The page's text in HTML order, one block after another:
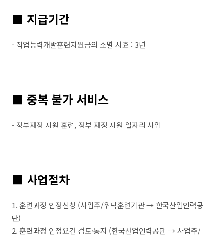
■ 지급기간
- 직업능력개발훈련지원금의 소멸 시효 : 3년
■ 중복 불가 서비스
- 정부재정 지원 훈련, 정부 재정 지원 일자리 사업
■ 사업절차
1. 훈련과정 인정신청 (사업주/위탁훈련기관 → 한국산업인력공
단)
2. 훈련과정 인정요건 검토·통지 (한국산업인력공단 → 사업주/